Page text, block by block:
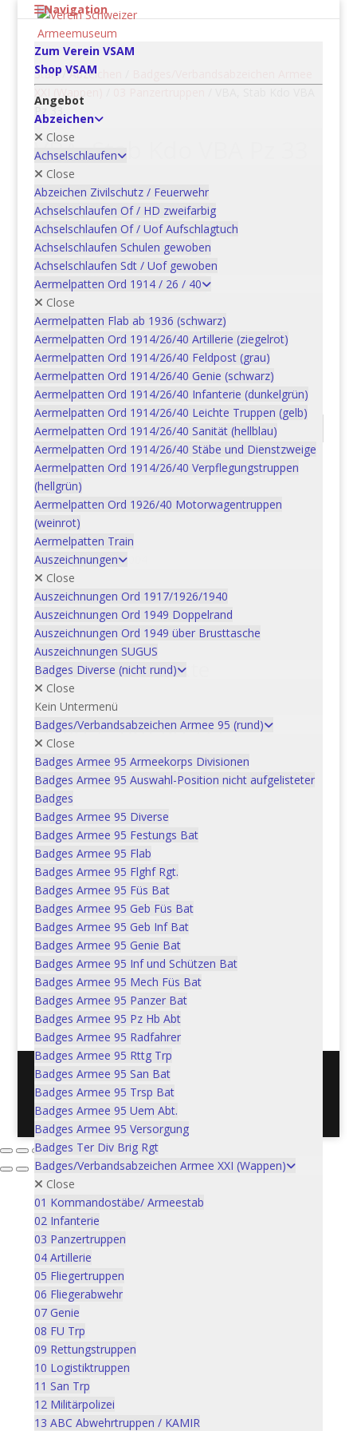
Navigation
Zum Verein VSAM
Shop VSAM
Angebot
Abzeichen
Close
Achselschlaufen
Close
Abzeichen Zivilschutz / Feuerwehr
Achselschlaufen Of / HD zweifarbig
Achselschlaufen Of / Uof Aufschlagtuch
Achselschlaufen Schulen gewoben
Achselschlaufen Sdt / Uof gewoben
Aermelpatten Ord 1914 / 26 / 40
Close
Aermelpatten Flab ab 1936 (schwarz)
Aermelpatten Ord 1914/26/40 Artillerie (ziegelrot)
Aermelpatten Ord 1914/26/40 Feldpost (grau)
Aermelpatten Ord 1914/26/40 Genie (schwarz)
Aermelpatten Ord 1914/26/40 Infanterie (dunkelgrün)
Aermelpatten Ord 1914/26/40 Leichte Truppen (gelb)
Aermelpatten Ord 1914/26/40 Sanität (hellblau)
Aermelpatten Ord 1914/26/40 Stäbe und Dienstzweige
Aermelpatten Ord 1914/26/40 Verpflegungstruppen
(hellgrün)
Aermelpatten Ord 1926/40 Motorwagentruppen
(weinrot)
Aermelpatten Train
Auszeichnungen
Close
Auszeichnungen Ord 1917/1926/1940
Auszeichnungen Ord 1949 Doppelrand
Auszeichnungen Ord 1949 über Brusttasche
Auszeichnungen SUGUS
Badges Diverse (nicht rund)
Close
Kein Untermenü
Badges/Verbandsabzeichen Armee 95 (rund)
Close
Badges Armee 95 Armeekorps Divisionen
Badges Armee 95 Auswahl-Position nicht aufgelisteter
Badges
Badges Armee 95 Diverse
Badges Armee 95 Festungs Bat
Badges Armee 95 Flab
Badges Armee 95 Flghf Rgt.
Badges Armee 95 Füs Bat
Badges Armee 95 Geb Füs Bat
Badges Armee 95 Geb Inf Bat
Badges Armee 95 Genie Bat
Badges Armee 95 Inf und Schützen Bat
Badges Armee 95 Mech Füs Bat
Badges Armee 95 Panzer Bat
Badges Armee 95 Pz Hb Abt
Badges Armee 95 Radfahrer
Badges Armee 95 Rttg Trp
Badges Armee 95 San Bat
Badges Armee 95 Trsp Bat
Badges Armee 95 Uem Abt.
Badges Armee 95 Versorgung
Badges Ter Div Brig Rgt
Badges/Verbandsabzeichen Armee XXI (Wappen)
Close
01 Kommandostäbe/ Armeestab
02 Infanterie
03 Panzertruppen
04 Artillerie
05 Fliegertruppen
06 Fliegerabwehr
07 Genie
08 FU Trp
09 Rettungstruppen
10 Logistiktruppen
11 San Trp
12 Militärpolizei
13 ABC Abwehrtruppen / KAMIR
Start/Abzeichen
XXI (Wappen)
Pz 33
VBA, Stab Kdo VBA Pz 33
CHF 5.00
VBA,
Stab
Kdo
VBA
Pz
33
Menge
In den Warenkorb
Artikelnummer:15BAD3805B Kategorien:03
Panzertruppen,Abzeichen,Badges/Verbandsabzeichen
Armee XXI (Wappen)
Beschreibung
Beschreibung
Bestellnummer: 15BAD3805B
Objekt: VBA, Stab Kdo VBA Pz 33
Tenue: B
Ordonnanz: 2004
Ähnliche Produkte
Gr art 2, Bttr art 2/1
CHF5.00 In den Warenkorb
Art Abt 10, Art Bttr 10/4
CHF5.00 In den Warenkorb
Füs Bat 65, Kp I
CHF5.00 In den Warenkorb
Postadresse: Verein Schweizer Armeemuseum, 3600
Thun / Mail: info@armeemuseum.ch